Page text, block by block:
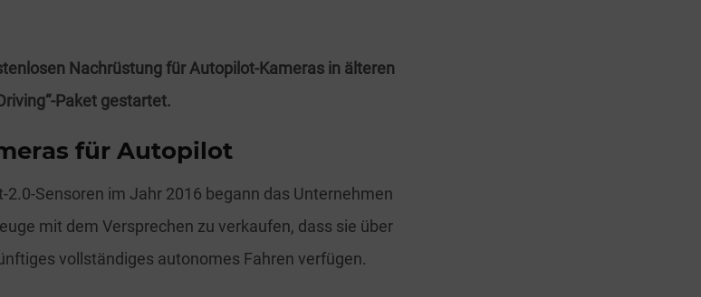
Nachrüstung für Autopilot-Kameras in älteren
Paket gestartet.
für Autopilot
Sensoren im Jahr 2016 begann das Unternehmen
mit dem Versprechen zu verkaufen, dass sie über
vollständiges autonomes Fahren verfügen.